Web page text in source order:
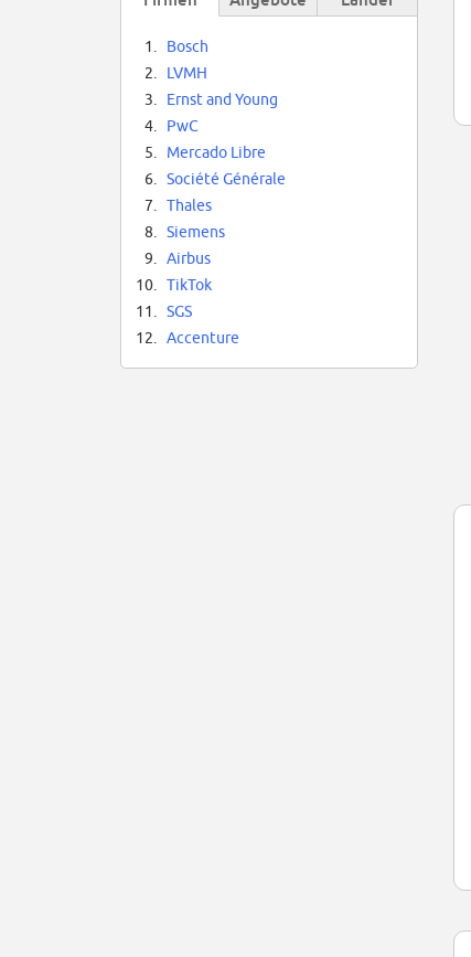
1.
Bosch
2.
LVMH
3.
Ernst and Young
4.
PwC
5.
Mercado Libre
6.
Société Générale
7.
Thales
8.
Siemens
9.
Airbus
10.
TikTok
11.
SGS
12.
Accenture